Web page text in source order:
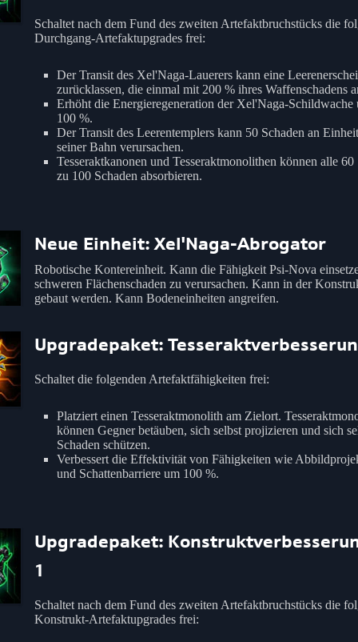
Schaltet nach dem Fund des zweiten Artefaktbruchstücks die
Durchgang-Artefaktupgrades frei:
Der Transit des Xel'Naga-Lauerers kann eine
zurücklassen, die einmal mit 200 % ihres Waffenschadens
Erhöht die Energieregeneration der Xel'Naga-Schildwache
100 %.
Der Transit des Leerentemplers kann 50 Schaden an
seiner Bahn verursachen.
Tesseraktkanonen und Tesseraktmonolithen können alle 60
zu 100 Schaden absorbieren.
Neue Einheit: Xel'Naga-Abrogator
Robotische Kontereinheit. Kann die Fähigkeit Psi-Nova
schweren Flächenschaden zu verursachen. Kann in der
gebaut werden. Kann Bodeneinheiten angreifen.
Upgradepaket:
Schaltet die folgenden Artefaktfähigkeiten frei:
Platziert einen Tesseraktmonolith am Zielort.
können Gegner betäuben, sich selbst projizieren und sich
Schaden schützen.
Verbessert die Effektivität von Fähigkeiten wie
und Schattenbarriere um 100 %.
Upgradepaket:
1
Schaltet nach dem Fund des zweiten Artefaktbruchstücks die
Konstrukt-Artefaktupgrades frei: